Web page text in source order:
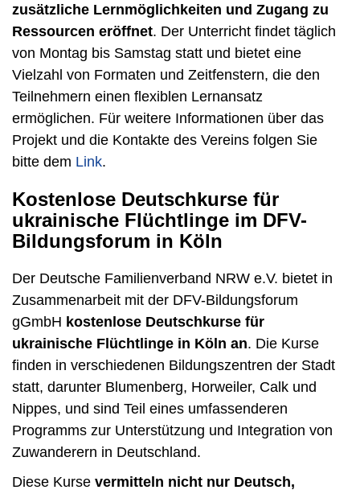
zusätzliche Lernmöglichkeiten und Zugang zu
Ressourcen eröffnet. Der Unterricht findet täglich
von Montag bis Samstag statt und bietet eine
Vielzahl von Formaten und Zeitfenstern, die den
Teilnehmern einen flexiblen Lernansatz
ermöglichen. Für weitere Informationen über das
Projekt und die Kontakte des Vereins folgen Sie
bitte dem Link.
Kostenlose Deutschkurse für
ukrainische Flüchtlinge im DFV-
Bildungsforum in Köln
Der Deutsche Familienverband NRW e.V. bietet in
Zusammenarbeit mit der DFV-Bildungsforum
gGmbH kostenlose Deutschkurse für
ukrainische Flüchtlinge in Köln an. Die Kurse
finden in verschiedenen Bildungszentren der Stadt
statt, darunter Blumenberg, Horweiler, Calk und
Nippes, und sind Teil eines umfassenderen
Programms zur Unterstützung und Integration von
Zuwanderern in Deutschland.
Diese Kurse vermitteln nicht nur Deutsch,